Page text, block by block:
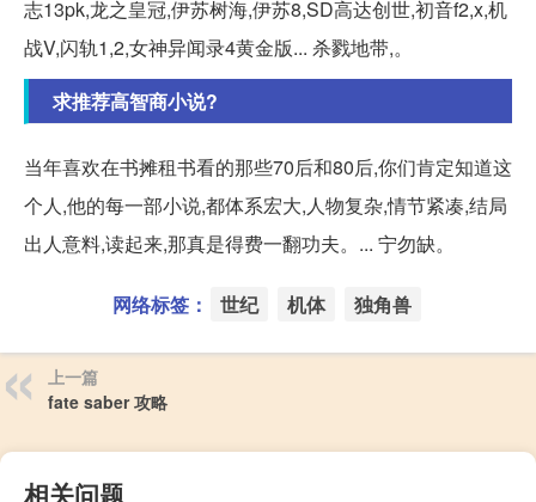
志13pk,龙之皇冠,伊苏树海,伊苏8,SD高达创世,初音f2,x,机
战V,闪轨1,2,女神异闻录4黄金版... 杀戮地带,。
求推荐高智商小说?
当年喜欢在书摊租书看的那些70后和80后,你们肯定知道这
个人,他的每一部小说,都体系宏大,人物复杂,情节紧凑,结局
出人意料,读起来,那真是得费一翻功夫。... 宁勿缺。
网络标签： 世纪 机体 独角兽
上一篇
fate saber 攻略
相关问题